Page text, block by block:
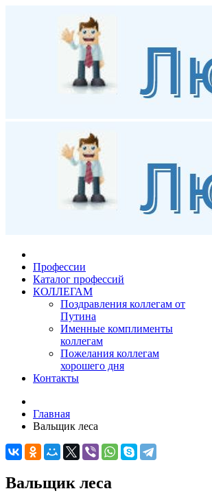
Профессии
Каталог профессий
КОЛЛЕГАМ
Поздравления коллегам от
Путина
Именные комплименты
коллегам
Пожелания коллегам
хорошего дня
Контакты
Главная
Вальщик леса
Вальщик леса